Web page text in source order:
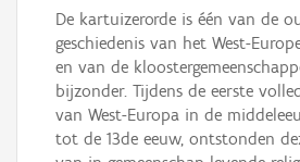
De kartuizerorde is één van de
geschiedenis van het West-
en van de
bijzonder. Tijdens de eerste
van West-Europa in de
tot de 13de eeuw, ontstonden